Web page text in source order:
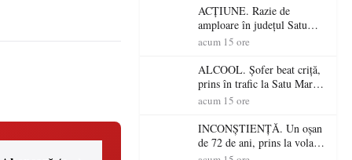
RTP?
ACȚIUNE. Razie de
amploare în județul Satu
Mare! Polițiștii au dat sute
șoferi fără permis într-o
singură zi
acum 15 ore
ALCOOL. Șofer beat criță,
prins în trafic la Satu Mare!
Alcoolemie uriașă
acum 15 ore
INCONȘTIENȚĂ. Un oșan
de 72 de ani, prins la volan
fără permis! Polițiștii l-au